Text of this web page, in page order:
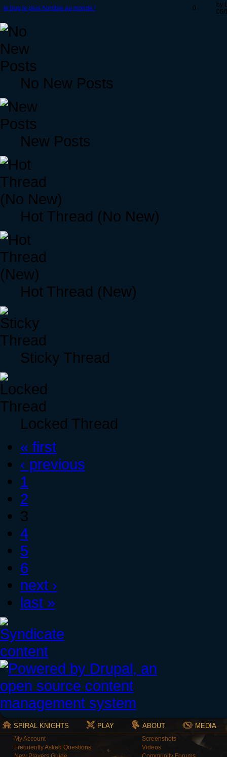
le bug le plus horrible au monde !
0
by
05/
No New Posts
New Posts
Hot Thread (No New)
Hot Thread (New)
Sticky Thread
Locked Thread
« first
‹ previous
1
2
3
4
5
6
next ›
last »
SPIRAL KNIGHTS PLAY ABOUT MEDIA
My Account
Frequently Asked Questions
Screenshots
Videos